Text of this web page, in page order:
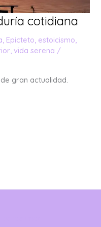
cotidiana
, Epicteto, estoicismo,
,vida serena /
gran actualidad.